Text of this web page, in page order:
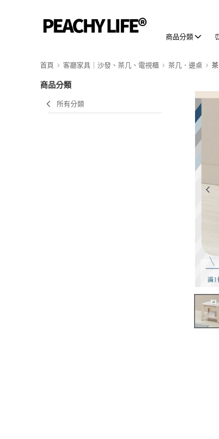
商品分類
首頁 客廳家具｜沙發、茶几、電視櫃 茶几．邊桌
商品分類
所有分類